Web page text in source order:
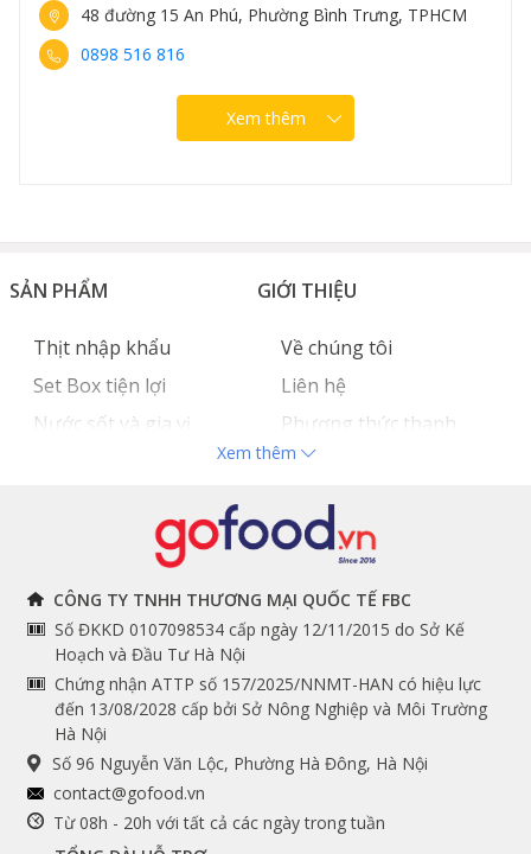
48 đường 15 An Phú, Phường Bình Trưng, TPHCM
0898 516 816
Xem thêm
SẢN PHẨM
Thịt nhập khẩu
Set Box tiện lợi
Nước sốt và gia vị
GIỚI THIỆU
Về chúng tôi
Liên hệ
Phương thức thanh
toán
Tuyển dụng
THÔNG TIN
Chính sách và quy định
chung
Hướng dẫn đặt hàng
Cam kết chất lượng
THEO DÕI NGAY
Facebook
Instagram
Youtube
Tiktok
Shopee
Xem thêm
CÔNG TY TNHH THƯƠNG MẠI QUỐC TẾ FBC
Số ĐKKD 0107098534 cấp ngày 12/11/2015 do Sở Kế
Hoạch và Đầu Tư Hà Nội
Chứng nhận ATTP số 157/2025/NNMT-HAN có hiệu lực
đến 13/08/2028 cấp bởi Sở Nông Nghiệp và Môi Trường
Hà Nội
Số 96 Nguyễn Văn Lộc, Phường Hà Đông, Hà Nội
contact@gofood.vn
Từ 08h - 20h với tất cả các ngày trong tuần